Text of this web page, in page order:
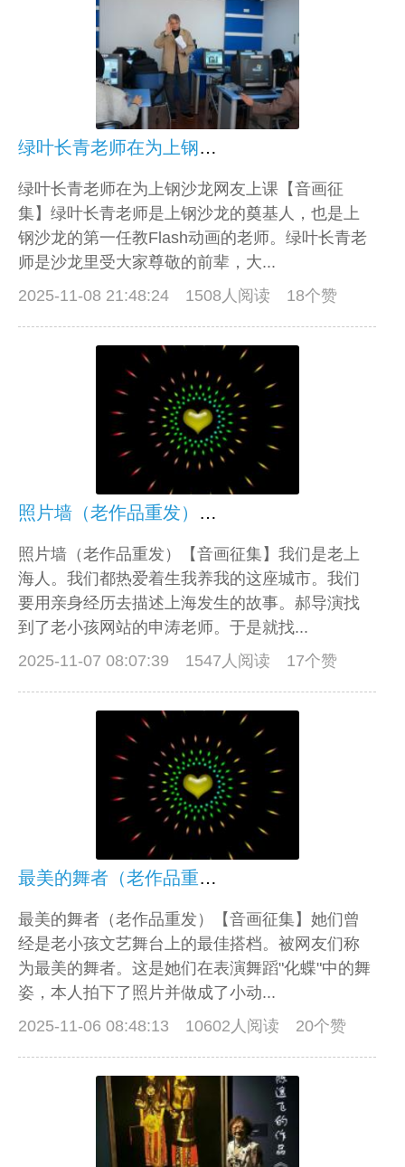
绿叶长青老师在为上钢沙龙网友上课【音画征集】
绿叶长青老师在为上钢沙龙网友上课【音画征
集】绿叶长青老师是上钢沙龙的奠基人，也是上
钢沙龙的第一任教Flash动画的老师。绿叶长青老
师是沙龙里受大家尊敬的前辈，大...
2025-11-08 21:48:24
1508人阅读 18个赞
照片墙（老作品重发）【音画征集】
照片墙（老作品重发）【音画征集】我们是老上
海人。我们都热爱着生我养我的这座城市。我们
要用亲身经历去描述上海发生的故事。郝导演找
到了老小孩网站的申涛老师。于是就找...
2025-11-07 08:07:39
1547人阅读 17个赞
最美的舞者（老作品重发）【音画征集】
最美的舞者（老作品重发）【音画征集】她们曾
经是老小孩文艺舞台上的最佳搭档。被网友们称
为最美的舞者。这是她们在表演舞蹈"化蝶"中的舞
姿，本人拍下了照片并做成了小动...
2025-11-06 08:48:13
10602人阅读 20个赞